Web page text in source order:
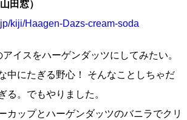
田窓）
kiji/Haagen-Dazs-cream-soda
イスをハーゲンダッツにしてみたい。
中にたぎる野心！ そんなことしちゃだ
る。でもやりました。
カップとハーゲンダッツのバニラでクリ